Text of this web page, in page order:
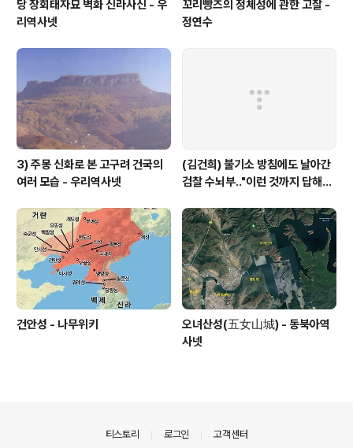
당 장회태자묘 벽화 신라사신 - 우
리역사넷
꼬리빵즈의 정체성에 관한 고찰 -
정연수
3) 주몽 신화로 본 고구려 건국의
여러 모습 - 우리역사넷
(김건희) 불기소 방침에도 날아간
검찰 수뇌부‥"이런 것까지 답해야
건안성 - 나무위키
오녀산성(五女山城) - 동북아역
사넷
티스토리 로그인 고객센터